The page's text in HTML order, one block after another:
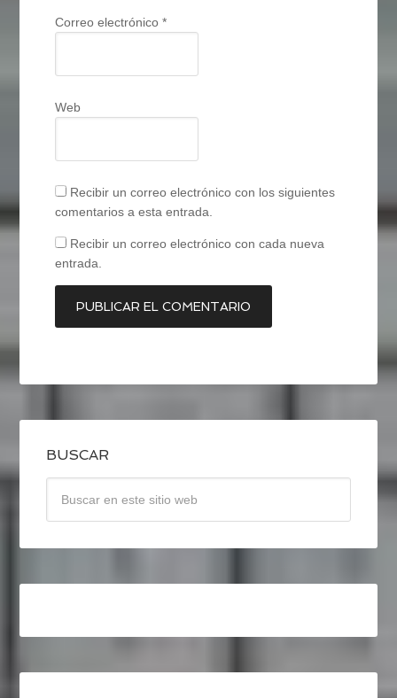
Correo electrónico*
Web
Recibir un correo electrónico con los siguientes
comentarios a esta entrada.
Recibir un correo electrónico con cada nueva
entrada.
BUSCAR